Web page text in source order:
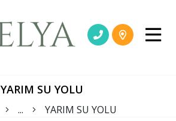
YARIM SU YOLU
... YARIM SU YOLU